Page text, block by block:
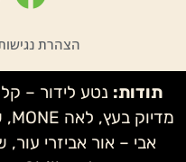
הצהרת
תודות:
אבי – אור אביזרי עור,